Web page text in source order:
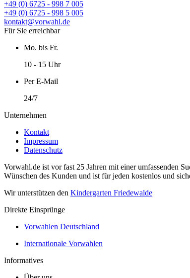
+49 (0) 6725 - 998 7 005
+49 (0) 6725 - 998 5 005
kontakt@vorwahl.de
Für Sie erreichbar
Mo. bis Fr.
10 - 15 Uhr
Per E-Mail
24/7
Unternehmen
Kontakt
Impressum
Datenschutz
Vorwahl.de ist vor fast 25 Jahren mit einer umfassenden
Wünschen des Kunden und ist für jeden kostenlos und
Wir unterstützen den Kindergarten Friedewalde
Direkte Einsprünge
Vorwahlen Deutschland
Internationale Vorwahlen
Informatives